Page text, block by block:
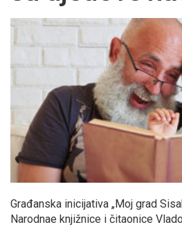
Građanska inicijativa „Moj grad
Narodnae knjižnice i čitaonice